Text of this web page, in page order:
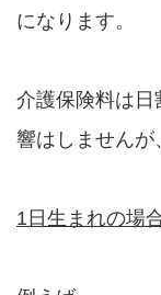
になります。
介護保険料は日
響はしませんが
1日生まれの場